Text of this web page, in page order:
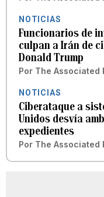
NOTICIAS
Funcionarios de
culpan a Irán de
Donald Trump
Por The Associated
NOTICIAS
Ciberataque a
Unidos desvía
expedientes
Por The Associated